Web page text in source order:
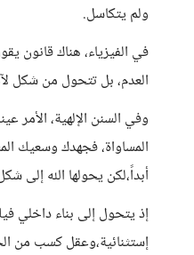
ولم يتكاسل.
في الفيزياء، هناك قانون
العدم، بل تتحول من شكل
و​في السنن الإلهية، الأمر
المساواة، فجهدك وسعيك
أبداً،لكن يحولها الله إلى
إذ يتحول إلى بناء داخلي
إستثنائية،وعقل كسب من